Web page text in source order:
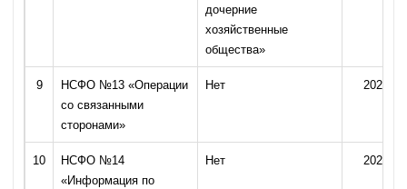
дочерние
хозяйственные
общества»
9
НСФО №13 «Операции
со связанными
сторонами»
Нет 2026
10
НСФО №14
«Информация по
Нет 2026